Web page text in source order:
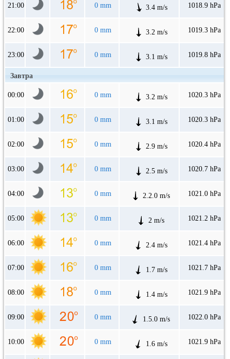
21:00 0 mm 3.4 m/s 1018.9 hPa
22:00 0 mm 3.2 m/s 1019.3 hPa
23:00 0 mm 3.1 m/s 1019.8 hPa
Завтра
00:00 0 mm 3.2 m/s 1020.3 hPa
01:00 0 mm 3.1 m/s 1020.3 hPa
02:00 0 mm 2.9 m/s 1020.4 hPa
03:00 0 mm 2.5 m/s 1020.7 hPa
04:00 0 mm 2.2.0 m/s 1021.0 hPa
05:00 0 mm 2 m/s 1021.2 hPa
06:00 0 mm 2.4 m/s 1021.4 hPa
07:00 0 mm 1.7 m/s 1021.7 hPa
08:00 0 mm 1.4 m/s 1021.9 hPa
09:00 0 mm 1.5.0 m/s 1022.0 hPa
10:00 0 mm 1.6 m/s 1021.9 hPa